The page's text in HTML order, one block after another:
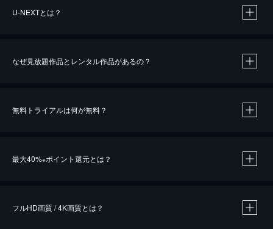
U-NEXTとは？
なぜ見放題作品とレンタル作品があるの？
無料トライアルは何が無料？
最大40%※ポイント還元とは？
フルHD画質 / 4K画質とは？